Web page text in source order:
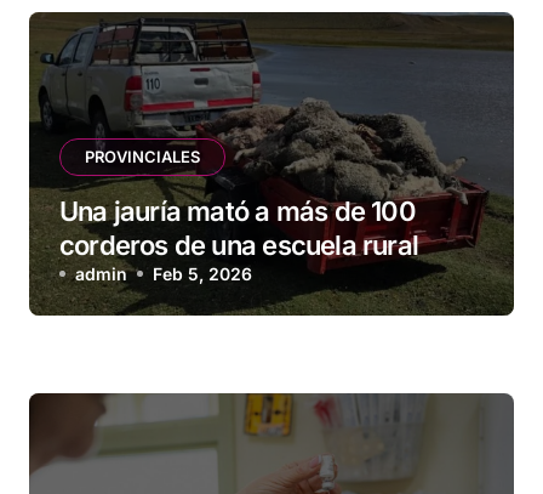
PROVINCIALES
Una jauría mató a más de 100
corderos de una escuela rural
admin Feb 5, 2026